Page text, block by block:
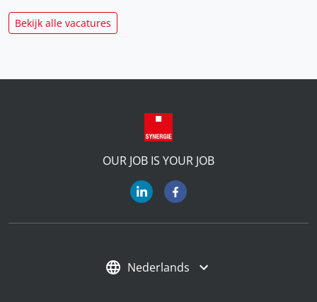
Bekijk alle vacatures
OUR JOB IS YOUR JOB
Nederlands